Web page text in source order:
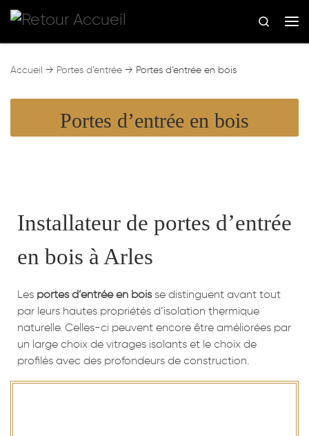
Skip to content
Search
Accueil → Portes d’entrée → Portes d’entrée en bois
Portes d’entrée en bois
Installateur de portes d’entrée
en bois à Arles
Les portes d’entrée en boisse distinguent avant tout
par leurs hautes propriétés d’isolation thermique
naturelle. Celles-ci peuvent encore être améliorées par
un large choix de vitrages isolants et le choix de
profilés avec des profondeurs de construction.